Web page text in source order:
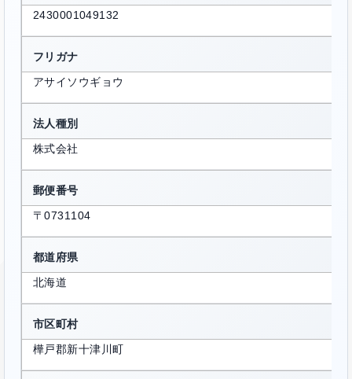
2430001049132
フリガナ
アサイソウギョウ
法人種別
株式会社
郵便番号
〒0731104
都道府県
北海道
市区町村
樺戸郡新十津川町